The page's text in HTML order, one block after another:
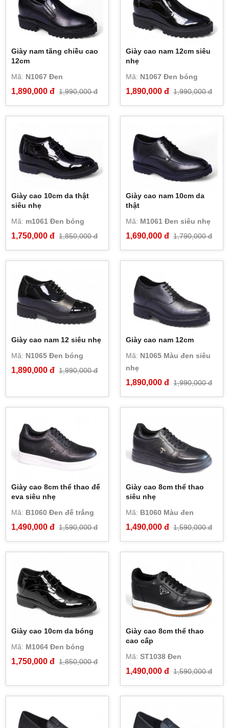
Giày nam tăng chiều cao
12cm
Mã: N1067 Đen
1,890,000 đ 1,990,000 đ
Giày cao nam 12cm siêu
nhẹ
Mã: N1067 Đen bóng
1,890,000 đ 1,990,000 đ
Giày cao 10cm da thật
siêu nhẹ
Mã: m1061 Đen bóng
1,750,000 đ 1,850,000 đ
Giày cao nam 10cm da
thật
Mã: M1061 Đen siêu nhẹ
1,690,000 đ 1,790,000 đ
Giày cao nam 12 siêu nhẹ
Mã: N1065 Đen bóng
1,890,000 đ 1,990,000 đ
Giày cao nam 12cm
Mã: N1065 Màu đen siêu
nhẹ
1,890,000 đ 1,990,000 đ
Giày cao 8cm thể thao đế
eva siêu nhẹ
Mã: B1060 Đen đế trắng
1,490,000 đ 1,590,000 đ
Giày cao 8cm thể thao
siêu nhẹ
Mã: B1060 Màu đen
1,490,000 đ 1,590,000 đ
Giày cao 10cm da bóng
Mã: M1064 Đen bóng
1,750,000 đ 1,850,000 đ
Giày cao 8cm thể thao
cao cấp
Mã:ST1038 Đen
1,490,000 đ 1,590,000 đ